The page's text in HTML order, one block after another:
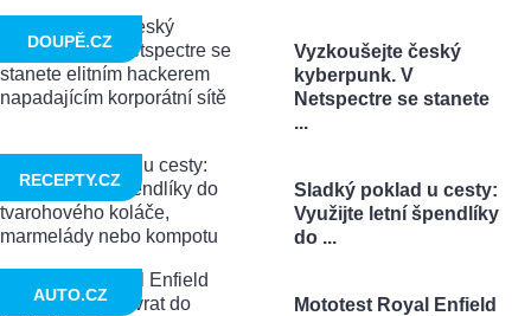
Vyzkoušejte český
kyberpunk. V
Netspectre se stanete
...
DOUPĚ.CZ
Sladký poklad u cesty:
Využijte letní špendlíky
do ...
RECEPTY.CZ
Mototest Royal Enfield
AUTO.CZ